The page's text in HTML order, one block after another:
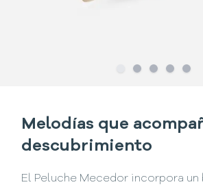
Slide 1
Slide 2
Slide 3
Slide
Melodías que
descubrimiento
El Peluche Mecedor incorpora